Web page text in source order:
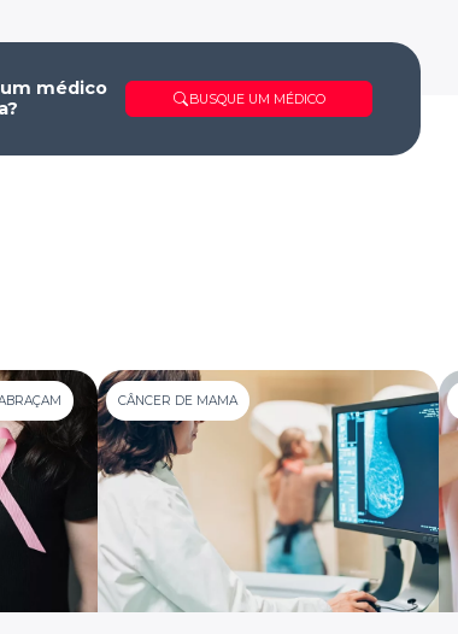
médico
BUSQUE UM MÉDICO
CÂNCER DE MAMA